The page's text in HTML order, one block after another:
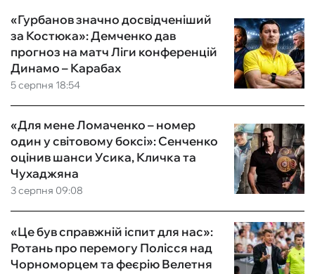
5 серпня 18:54
«Гурбанов значно досвідченіший
за Костюка»: Демченко дав
прогноз на матч Ліги конференцій
Динамо – Карабах
3 серпня 09:08
«Для мене Ломаченко – номер
один у світовому боксі»: Сенченко
оцінив шанси Усика, Кличка та
Чухаджяна
«Це був справжній іспит для нас»:
Ротань про перемогу Полісся над
Чорноморцем та феєрію Велетня